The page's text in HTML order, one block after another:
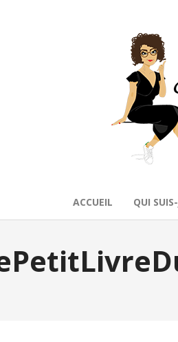
ACCUEIL QUI